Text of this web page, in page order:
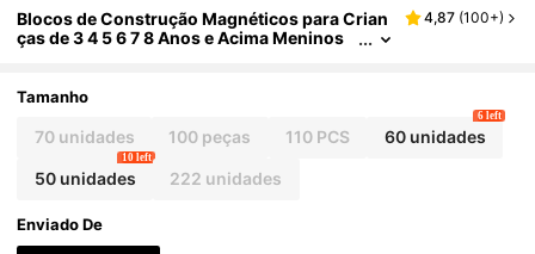
Blocos de Construção Magnéticos para Crian
ças de 3 4 5 6 7 8 Anos e Acima Meninos
STEM Construção Presente de Natal Aniversá
ogo Brincadeira Criativa
4,87 (100+)
Tamanho
70 unidades 100 peças 110 PCS 60 unidades
6 left
50 unidades
10 left
222 unidades
Enviado De